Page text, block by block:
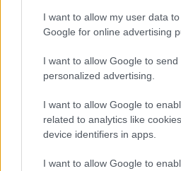
I want to allow my user data
Google for online advertising
I want to allow Google to send
personalized advertising.
I want to allow Google to
related to analytics like
device identifiers in apps.
I want to allow Google to
PODCASTS